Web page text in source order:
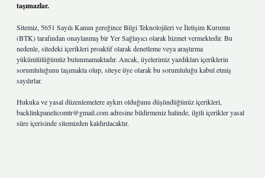
taşımazlar.
Sitemiz, 5651 Sayılı Kanun gereğince Bilgi Teknolojileri ve İletişim Kurumu
(BTK) tarafından onaylanmış bir Yer Sağlayıcı olarak hizmet vermektedir. Bu
nedenle, sitedeki içerikleri proaktif olarak denetleme veya araştırma
yükümlülüğümüz bulunmamaktadır. Ancak, üyelerimiz yazdıkları içeriklerin
sorumluluğunu taşımakta olup, siteye üye olarak bu sorumluluğu kabul etmiş
sayılırlar.
Hukuka ve yasal düzenlemelere aykırı olduğunu düşündüğünüz içerikleri,
backlinkpanelicomtr@gmail.comadresine bildirmeniz halinde, ilgili içerikler yasal
süre içerisinde sitemizden kaldırılacaktır.